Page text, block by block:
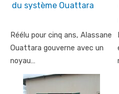
du système Ouattara
Réélu pour cinq ans, Alassane
Ouattara gouverne avec un
noyau…